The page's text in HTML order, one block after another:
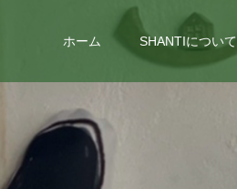
ホーム SHANTIについて